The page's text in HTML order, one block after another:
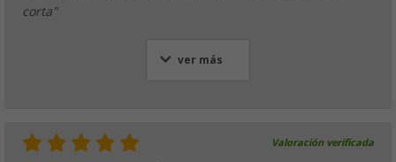
corta"
ver más
Valoración verificada